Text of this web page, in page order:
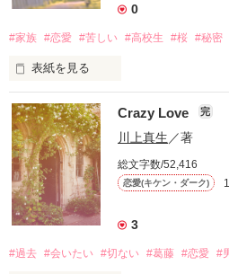
体を重ねることの意味
俺は知らなかった
0
#家族 #恋愛 #苦しい #高校生 #桜 #秘密
表紙を見る
俺の部屋の窓から
桜並木が見える
その中に
たった一本だけ
Crazy Love 完
川上真生 ／著
総文字数/52,416
恋愛(キケン・ダーク)
3
#過去 #会いたい #切ない #葛藤 #恋愛 #